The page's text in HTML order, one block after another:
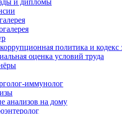
и дипломы
политика и кодекс
оценка условий труда
иммунолог
анализов на дому